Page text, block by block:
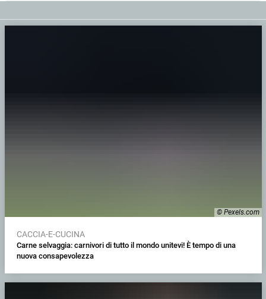
© Pexels.com
CACCIA-E-CUCINA
Carne selvaggia: carnivori di tutto il mondo unitevi! È tempo di una
nuova consapevolezza